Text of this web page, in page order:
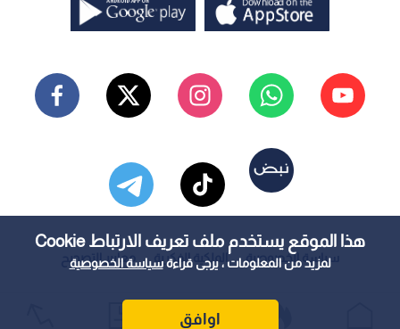
هذا الموقع يستخدم ملف تعريف الارتباط Cookie
لمزيد من المعلومات ، يرجى قراءةسياسة الخصوصية
اوافق
سياسة الخصوصية الملكية الفكرية معايير التصحيح